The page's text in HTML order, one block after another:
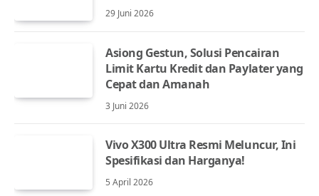
29 Juni 2026
Asiong Gestun, Solusi Pencairan
Limit Kartu Kredit dan Paylater yang
Cepat dan Amanah
3 Juni 2026
Vivo X300 Ultra Resmi Meluncur, Ini
Spesifikasi dan Harganya!
5 April 2026